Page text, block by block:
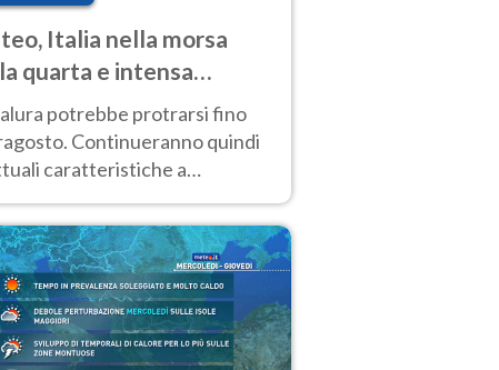
Italia nella morsa
quarta e intensa
di caldo
potrebbe protrarsi fino
Continueranno quindi
caratteristiche a
estremo e temporali di calore